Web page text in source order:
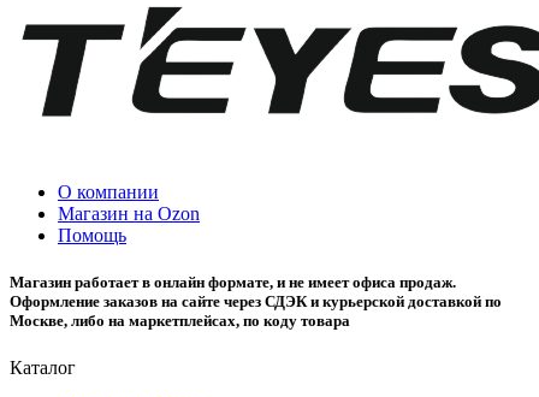
О компании
Магазин на Ozon
Помощь
Магазин работает в онлайн формате, и не имеет офиса продаж.
Оформление заказов на сайте через СДЭК и курьерской доставкой по
Москве, либо на маркетплейсах, по коду товара
Каталог